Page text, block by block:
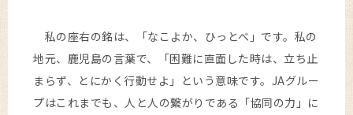
私の座右の銘は、「なこよか、ひっとべ」です。私の
地元、鹿児島の言葉で、「困難に直面した時は、立ち止
まらず、とにかく行動せよ」という意味です。JAグルー
プはこれまでも、人と人の繋がりである「協同の力」に